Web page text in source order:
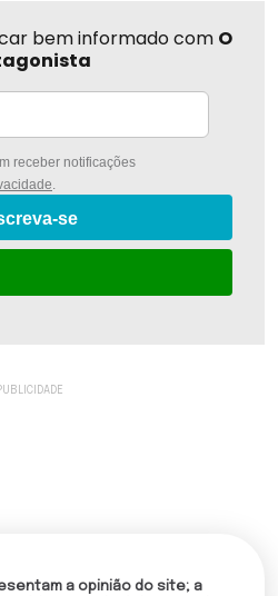
bem informado com O
receber notificações
.
se
a opinião do site; a